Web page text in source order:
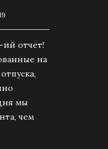
ий отчет!
на
мы
чем